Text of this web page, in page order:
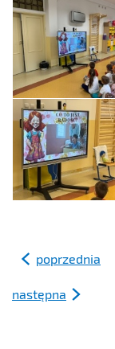
poprzednia
następna